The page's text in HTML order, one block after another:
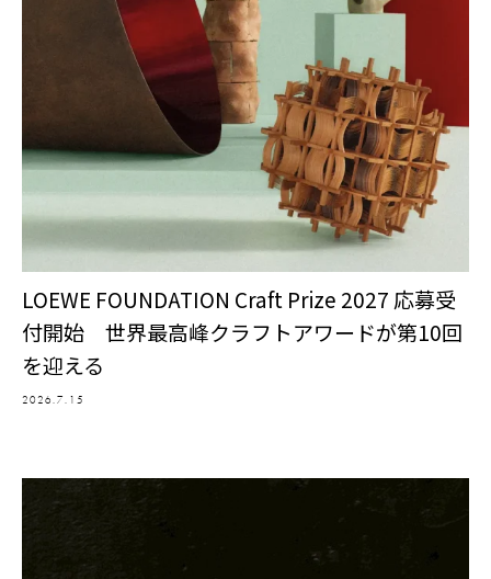
LOEWE FOUNDATION Craft Prize 2027 応募受
付開始 世界最高峰クラフトアワードが第10回
を迎える
2026.7.15